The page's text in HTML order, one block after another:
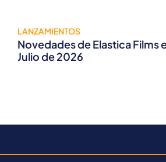
LANZAMIENTOS
Novedades de Elastica Films
Julio de 2026